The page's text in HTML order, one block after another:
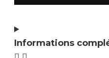
Informations